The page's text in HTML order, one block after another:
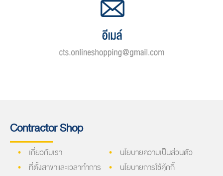
Contractor Shop
เกี่ยวกับเรา
ที่ตั้งสาขาและเวลาทำการ
นโยบายความเป็นส่วนตัว
นโยบายการใช้คุ้กกี้